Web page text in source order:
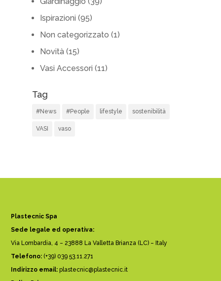
Ispirazioni (95)
Non categorizzato (1)
Novità(15)
Vasi Accessori (11)
Tag
#News #People lifestyle sostenibilità
VASI vaso
Plastecnic Spa
Sede legale ed operativa:
Via Lombardia, 4 – 23888 La Valletta Brianza (LC) – Italy
Telefono: (+39) 039 53.11.271
Indirizzo email: plastecnic@plastecnic.it